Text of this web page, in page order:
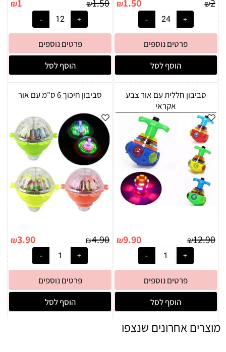
₪2
₪1.50
פרטים נוספים
הוסף לסל
₪1.50
₪1
פרטים נוספים
הוסף לסל
סביבון חללית עם אור צבע
אקראי
₪12.90
₪9.90
פרטים נוספים
הוסף לסל
סביבון חיכוך 6 ס"מ עם אור
₪4.90
₪3.90
פרטים נוספים
הוסף לסל
מוצרים אחרונים שנצפו